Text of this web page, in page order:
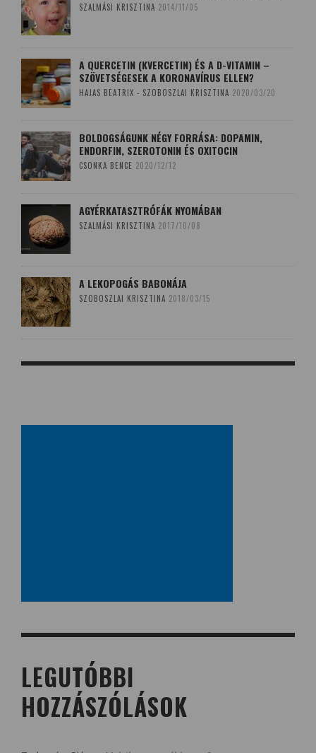
SZALMÁSI KRISZTINA 2014/11/05
A QUERCETIN (KVERCETIN) ÉS A D-VITAMIN –
SZÖVETSÉGESEK A KORONAVÍRUS ELLEN?
HAJAS BEATRIX - SZOBOSZLAI KRISZTINA 2020/03/20
BOLDOGSÁGUNK NÉGY FORRÁSA: DOPAMIN,
ENDORFIN, SZEROTONIN ÉS OXITOCIN
CSONKA BENCE 2020/12/12
AGYÉRKATASZTRÓFÁK NYOMÁBAN
SZALMÁSI KRISZTINA 2017/10/08
A LEKOPOGÁS BABONÁJA
SZOBOSZLAI KRISZTINA 2018/03/15
LEGUTÓBBI
HOZZÁSZÓLÁSOK